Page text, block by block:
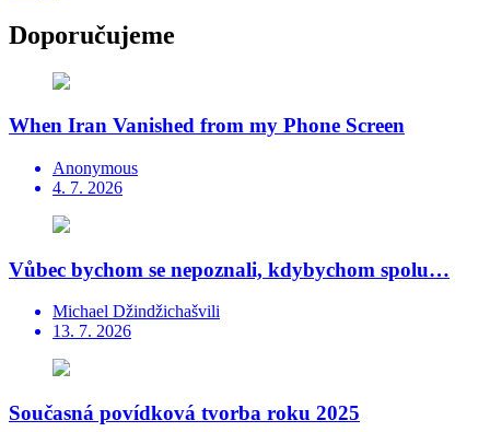
Doporučujeme
When Iran Vanished from my Phone Screen
Anonymous
4. 7. 2026
Vůbec bychom se nepoznali, kdybychom spolu…
Michael Džindžichašvili
13. 7. 2026
Současná povídková tvorba roku 2025